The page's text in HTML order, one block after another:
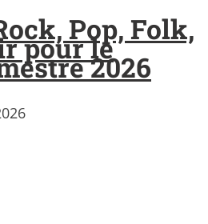
Pop, Folk,
pour le
2026